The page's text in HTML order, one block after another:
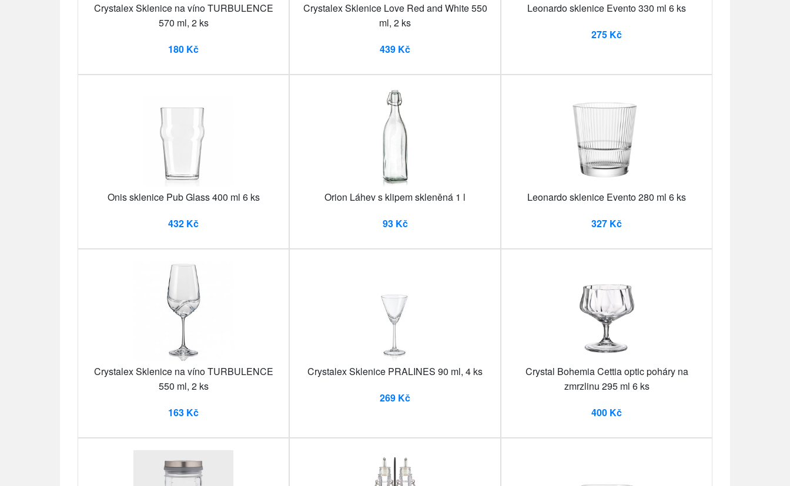
Crystalex Sklenice na víno TURBULENCE
570 ml, 2 ks
180 Kč
Crystalex Sklenice Love Red and White 550
ml, 2 ks
439 Kč
Leonardo sklenice Evento 330 ml 6 ks
275 Kč
Onis sklenice Pub Glass 400 ml 6 ks
432 Kč
Orion Láhev s klipem skleněná 1 l
93 Kč
Leonardo sklenice Evento 280 ml 6 ks
327 Kč
Crystalex Sklenice na víno TURBULENCE
550 ml, 2 ks
163 Kč
Crystalex Sklenice PRALINES 90 ml, 4 ks
269 Kč
Crystal Bohemia Cettia optic poháry na
zmrzlinu 295 ml 6 ks
400 Kč